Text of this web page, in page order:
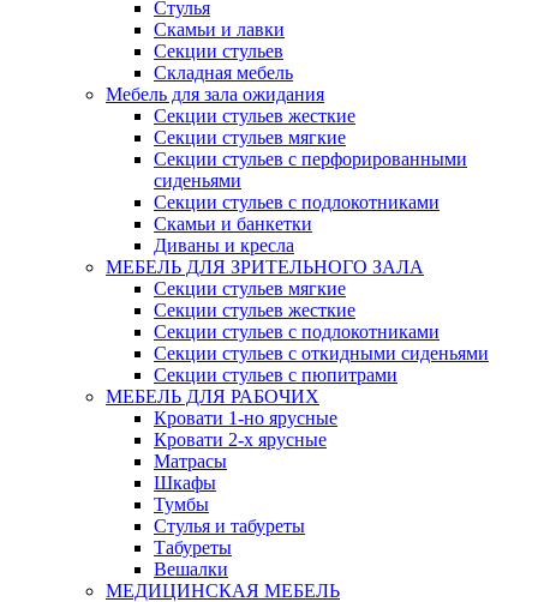
Стулья
Скамьи и лавки
Секции стульев
Складная мебель
Мебель для зала ожидания
Секции стульев жесткие
Секции стульев мягкие
Секции стульев с перфорированными
сиденьями
Секции стульев с подлокотниками
Скамьи и банкетки
Диваны и кресла
МЕБЕЛЬ ДЛЯ ЗРИТЕЛЬНОГО ЗАЛА
Секции стульев мягкие
Секции стульев жесткие
Секции стульев с подлокотниками
Секции стульев с откидными сиденьями
Секции стульев с пюпитрами
МЕБЕЛЬ ДЛЯ РАБОЧИХ
Кровати 1-но ярусные
Кровати 2-х ярусные
Матрасы
Шкафы
Тумбы
Стулья и табуреты
Табуреты
Вешалки
МЕДИЦИНСКАЯ МЕБЕЛЬ